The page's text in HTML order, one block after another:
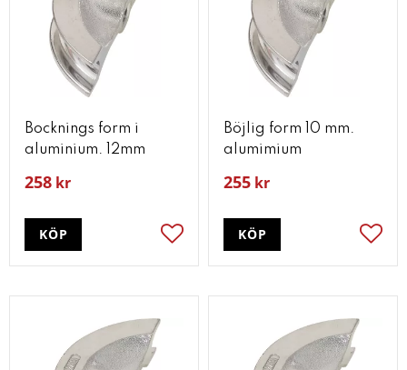
Bocknings form i
aluminium. 12mm
258 kr
Lägg till i favoriter
KÖP
Böjlig form 10 mm.
alumimium
255 kr
KÖP